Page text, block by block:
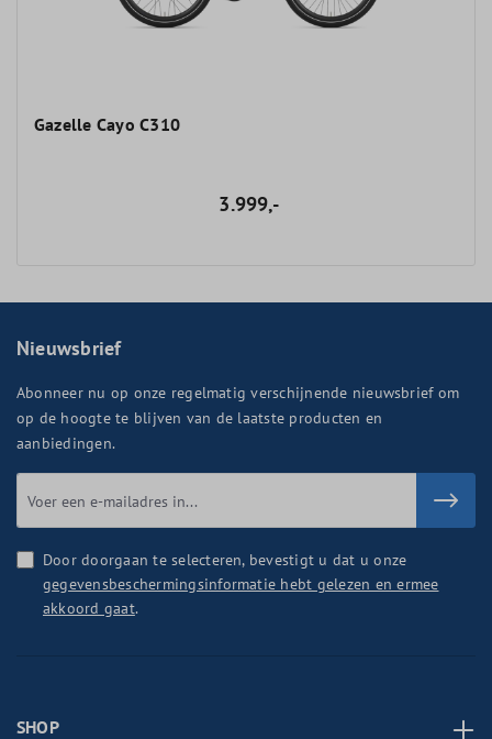
Gazelle Cayo C310
3.999,-
Nieuwsbrief
Abonneer nu op onze regelmatig verschijnende nieuwsbrief om
op de hoogte te blijven van de laatste producten en
aanbiedingen.
Door doorgaan te selecteren, bevestigt u dat u onze
gegevensbeschermingsinformatie hebt gelezen en ermee
akkoord gaat.
SHOP